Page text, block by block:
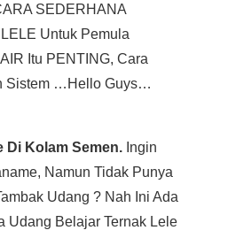
SEDERHANA
Untuk Pemula
Itu PENTING, Cara
Sistem …Hello Guys…
Di Kolam Semen. Ingin
Namun Tidak Punya
Udang ? Nah Ini Ada
Udang Belajar Ternak Lele